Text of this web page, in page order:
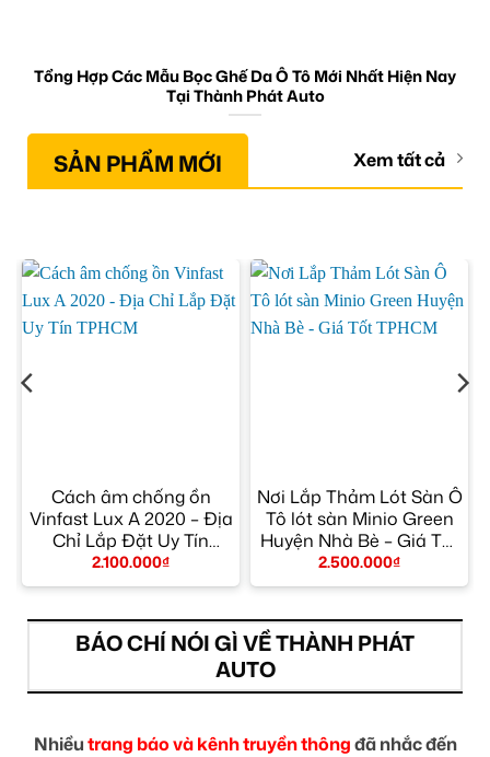
Tổng Hợp Các Mẫu Bọc Ghế Da Ô Tô Mới Nhất Hiện Nay
Tại Thành Phát Auto
SẢN PHẨM MỚI Xem tất cả
Cách âm chống ồn
Vinfast Lux A 2020 – Địa
Chỉ Lắp Đặt Uy Tín
TPHCM
2.100.000₫
Nơi Lắp Thảm Lót Sàn Ô
Tô lót sàn Minio Green
Huyện Nhà Bè – Giá Tốt
TPHCM
2.500.000₫
BÁO CHÍ NÓI GÌ VỀ THÀNH PHÁT
AUTO
Nhiềutrang báo và kênh truyền thôngđã nhắc đến